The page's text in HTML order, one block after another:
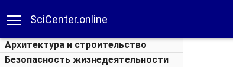
SciCenter.online
Архитектура и строительство
Безопасность жизнедеятельности